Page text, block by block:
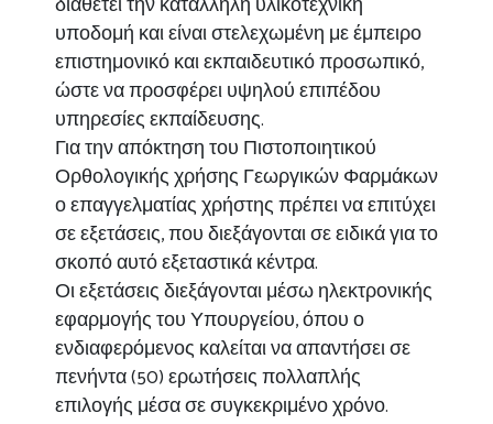
υποδομή και είναι στελεχωμένη με έμπειρο
επιστημονικό και εκπαιδευτικό προσωπικό,
ώστε να προσφέρει υψηλού επιπέδου
υπηρεσίες εκπαίδευσης.
Για την απόκτηση του Πιστοποιητικού
Ορθολογικής χρήσης Γεωργικών Φαρμάκων
ο επαγγελματίας χρήστης πρέπει να επιτύχει
σε εξετάσεις, που διεξάγονται σε ειδικά για το
σκοπό αυτό εξεταστικά κέντρα.
Οι εξετάσεις διεξάγονται μέσω ηλεκτρονικής
εφαρμογής του Υπουργείου, όπου ο
ενδιαφερόμενος καλείται να απαντήσει σε
πενήντα (50) ερωτήσεις πολλαπλής
επιλογής μέσα σε συγκεκριμένο χρόνο.